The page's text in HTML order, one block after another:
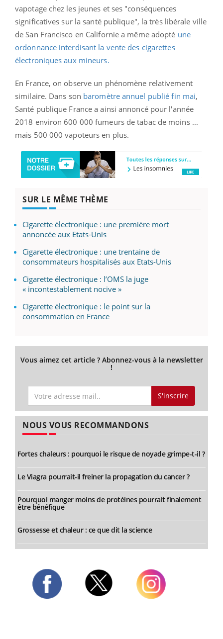
vapotage chez les jeunes et ses "conséquences
significatives sur la santé publique", la très libérale ville
de San Francisco en Californie a même adopté une
ordonnance interdisant la vente des cigarettes
électroniques aux mineurs.
En France, on observe un phénomène relativement
similaire. Dans son baromètre annuel publié fin mai,
Santé publique France a ainsi annoncé pour l'année
2018 environ 600 000 fumeurs de tabac de moins ...
mais 500 000 vapoteurs en plus.
SUR LE MÊME THÈME
Cigarette électronique : une première mort
annoncée aux Etats-Unis
Cigarette électronique : une trentaine de
consommateurs hospitalisés aux Etats-Unis
Cigarette électronique : l’OMS la juge
« incontestablement nocive »
Cigarette électronique : le point sur la
consommation en France
Vous aimez cet article ? Abonnez-vous à la newsletter
!
S'inscrire
NOUS VOUS RECOMMANDONS
Fortes chaleurs : pourquoi le risque de noyade grimpe-t-il ?
Le Viagra pourrait-il freiner la propagation du cancer ?
Pourquoi manger moins de protéines pourrait finalement
être bénéfique
Grossesse et chaleur : ce que dit la science